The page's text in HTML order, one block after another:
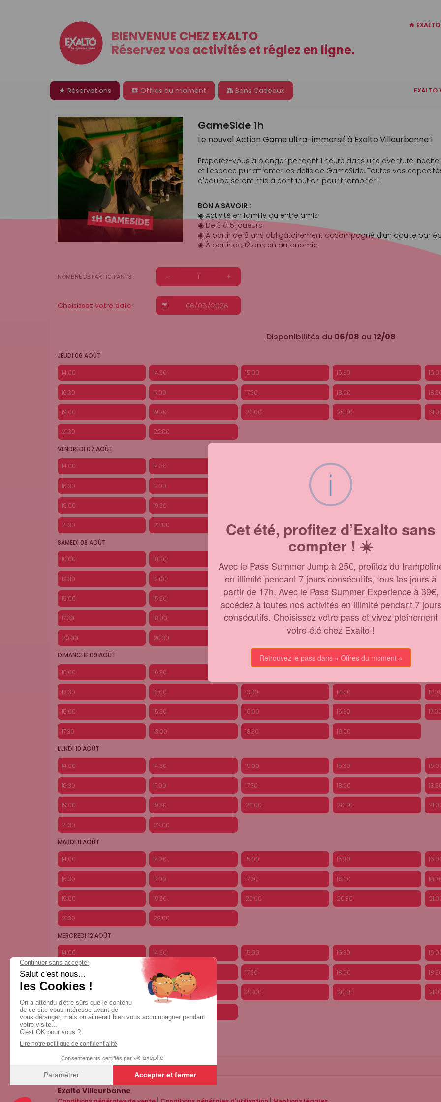
BIENVENUE CHEZ EXALTO
Réservez vos activités et réglez en ligne.
Réservations Offres du moment Bons Cadeaux EXALTO
GameSide 1h
Le nouvel Action Game ultra-immersif à Exalto Villeurbanne !
Préparez-vous à plonger pendant 1 heure dans une aventure
et l'espace pur affronter les defis de GameSide. Toutes vos
d'équipe seront mis à contribution pour triompher !
BON A SAVOIR :
◉ Activité en famille ou entre amis
◉ De 3 à 5 joueurs
◉ À partir de 8 ans obligatoirement accompagné d'un adulte par
◉ À partir de 12 ans en autonomie
NOMBRE DE PARTICIPANTS
Choisissez votre date
Disponibilités du 06/08 au 12/08
JEUDI 06 AOÛT
14:00 14:30 15:00 15:30
16:30 17:00 17:30 18:00
19:00 19:30 20:00 20:30
21:30 22:00
VENDREDI 07 AOÛT
14:00 14:30 15:30
16:30 17:00 18:00
19:00 19:30 20:30
21:30 22:00 22:30 23:00
SAMEDI 08 AOÛT
10:00 10:30
12:30 13:00 13:30 14:00 14:30
15:00 15:30 17:00
17:30 18:00 18:30 19:00 19:30
20:00 20:30
DIMANCHE 09 AOÛT
10:00 10:30
12:30 13:00 13:30 14:00
15:00 15:30 16:00 16:30 17:00
17:30 18:00 18:30 19:00
LUNDI 10 AOÛT
14:00 14:30 15:00 15:30
16:30 17:00 17:30 18:00
19:00 19:30 20:00 20:30
21:30 22:00
MARDI 11 AOÛT
14:00 14:30 15:00 15:30
16:30 17:00 17:30 18:00
19:00 19:30 20:00 20:30
21:30 22:00
MERCREDI 12 AOÛT
14:00 14:30 15:00 15:30
16:30 17:00 17:30 18:00
19:00 19:30 20:00 20:30
21:30
Exalto Villeurbanne
i
Cet été, profitez d’Exalto sans
compter ! ☀️
Avec le Pass Summer Jump à 25€, profitez du
en illimité pendant 7 jours consécutifs, tous les jours à
partir de 17h. Avec le Pass Summer Experience à 39€,
accédez à toutes nos activités en illimité pendant 7 jours
consécutifs. Choisissez votre pass et vivez pleinement
votre été chez Exalto !
Retrouvez le pass dans « Offres du moment »